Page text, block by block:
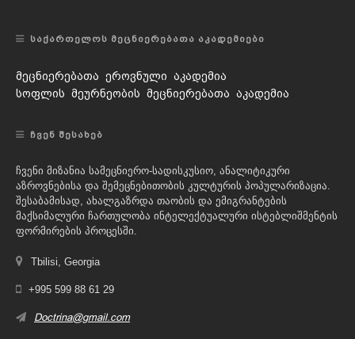
ᲡᲐᲥᲐᲠᲗᲔᲚᲝᲡ ᲛᲔᲪᲜᲘᲔᲠᲔᲑᲐᲗᲐ ᲐᲙᲐᲓᲔᲛᲘᲔᲑᲘ
მეცნიერებათა ეროვნული აკადემია
სოფლის მეურნეობის მეცნიერებათა აკადემია
ᲩᲕᲔᲜ ᲨᲔᲡᲐᲮᲔᲑ
ჩვენი მიზანია სამეცნიერო-სადისკუსიო, ანალიტიკური
აზროვნებისა და შემეცნებითობის კულტურის პოპულარიზაცია.
შესაბამისად, ახალგაზრდა თაობის და ემიგრანტების
მაქსიმალური ჩართულობა ინტელექტუალური ისტებლიშმენტის
ფორმირების პროცესში.
Tbilisi, Georgia
+995 599 88 61 29
Doctrina@gmail.com